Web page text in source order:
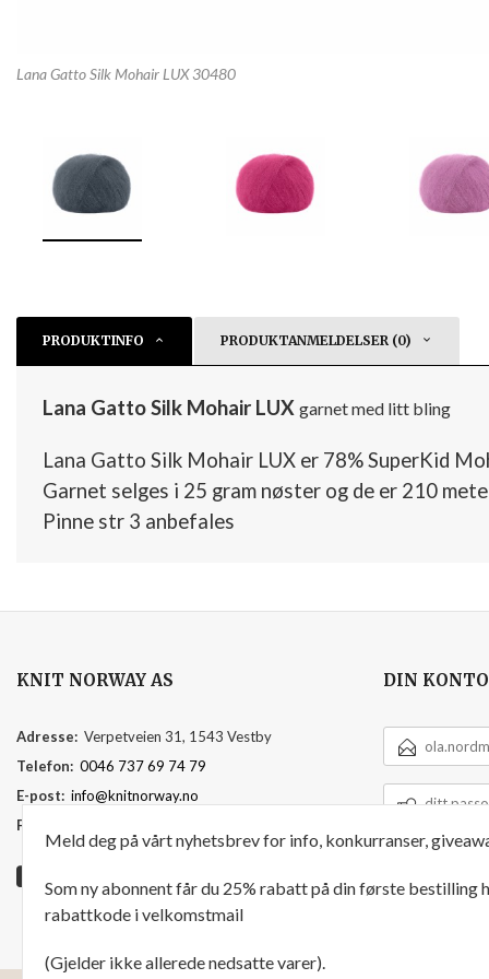
Lana Gatto Silk Mohair LUX 30480
PRODUKTINFO PRODUKTANMELDELSER (0)
Lana Gatto Silk Mohair LUX garnet med litt bling
Lana Gatto Silk Mohair LUX er 78% SuperKid
Garnet selges i 25 gram nøster og de er 210
Pinne str 3 anbefales
KNIT NORWAY AS
Adresse: Verpetveien 31, 1543 Vestby
Telefon: 0046 737 69 74 79
E-post: info@knitnorway.no
Foretaksregisteret:
DIN KONTO
POSTADRESSE
Meld deg på vårt nyhetsbrev for info, konkurranser,
Som ny abonnent får du 25% rabatt på din første bestilling
rabattkode i velkomstmail
(Gjelder ikke allerede nedsatte varer).